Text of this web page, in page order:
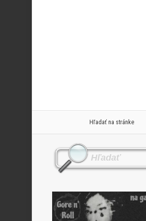
Hľadať na stránke